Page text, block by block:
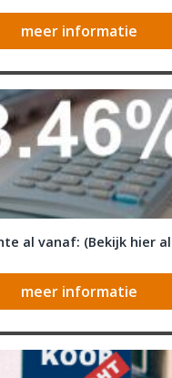
meer informatie
al vanaf: (Bekijk hier
meer informatie